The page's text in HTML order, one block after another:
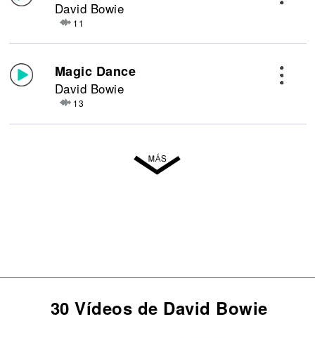
David Bowie
11
Magic Dance
David Bowie
13
30 Vídeos de David Bowie